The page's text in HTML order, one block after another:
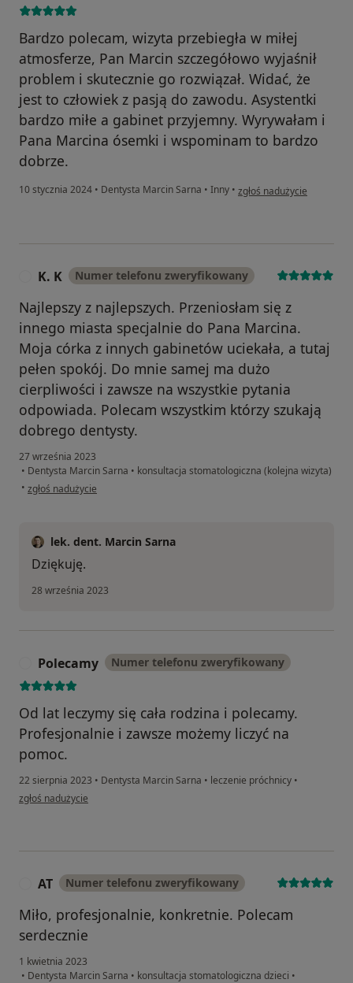
Bardzo polecam, wizyta przebiegła w miłej
atmosferze, Pan Marcin szczegółowo wyjaśnił
problem i skutecznie go rozwiązał. Widać, że
jest to człowiek z pasją do zawodu. Asystentki
bardzo miłe a gabinet przyjemny. Wyrywałam i
Pana Marcina ósemki i wspominam to bardzo
dobrze.
10 stycznia 2024 • Dentysta Marcin Sarna • Inny • w opinii użytkownika
zgłoś nadużycie
K. K Numer telefonu zweryfikowany
Najlepszy z najlepszych. Przeniosłam się z
innego miasta specjalnie do Pana Marcina.
Moja córka z innych gabinetów uciekała, a tutaj
pełen spokój. Do mnie samej ma dużo
cierpliwości i zawsze na wszystkie pytania
odpowiada. Polecam wszystkim którzy szukają
dobrego dentysty.
27 września 2023
• Dentysta Marcin Sarna • konsultacja stomatologiczna (kolejna wizyta)
• w opinii użytkownika K. K
zgłoś nadużycie
lek. dent. Marcin Sarna
Dziękuję.
28 września 2023
Polecamy Numer telefonu zweryfikowany
Od lat leczymy się cała rodzina i polecamy.
Profesjonalnie i zawsze możemy liczyć na
pomoc.
22 sierpnia 2023 • Dentysta Marcin Sarna • leczenie próchnicy •
w opinii użytkownika Polecamy
zgłoś nadużycie
AT Numer telefonu zweryfikowany
Miło, profesjonalnie, konkretnie. Polecam
serdecznie
1 kwietnia 2023
• Dentysta Marcin Sarna • konsultacja stomatologiczna dzieci •